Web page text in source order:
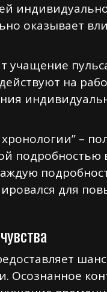
оказывает
на
–
подробностью
для
Осознанное